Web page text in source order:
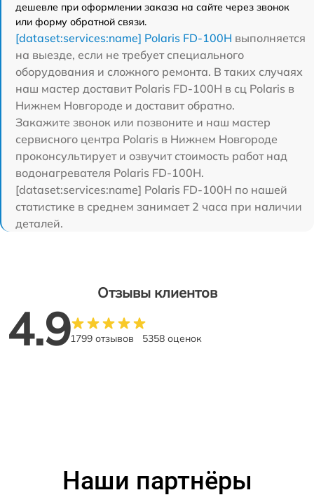
дешевле при оформлении заказа на сайте через звонок
или форму обратной связи.
[dataset:services:name] Polaris FD-100H выполняется
на выезде, если не требует специального
оборудования и сложного ремонта. В таких случаях
наш мастер доставит Polaris FD-100H в сц Polaris в
Нижнем Новгороде и доставит обратно.
Закажите звонок или позвоните и наш мастер
сервисного центра Polaris в Нижнем Новгороде
проконсультирует и озвучит стоимость работ над
водонагревателя Polaris FD-100H.
[dataset:services:name] Polaris FD-100H по нашей
статистике в среднем занимает 2 часа при наличии
деталей.
Отзывы клиентов
4.91799 отзывов 5358 оценок
Наши партнёры